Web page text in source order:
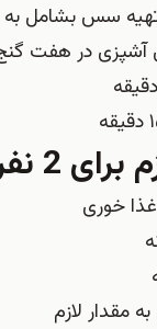
سس بشامل به
آشپزی در هفت
2 نفر
مقدار لازم